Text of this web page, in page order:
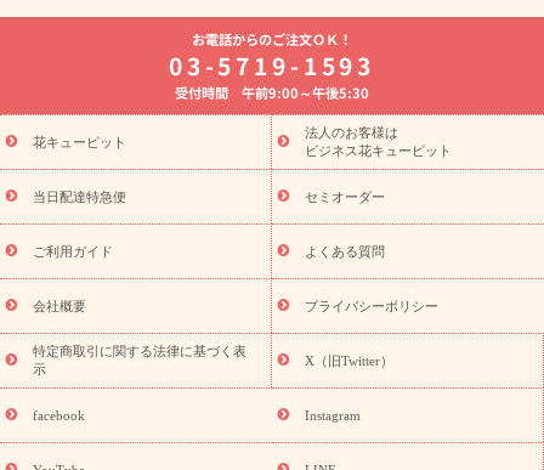
よく贈られる花
お祝いの花特集
誕生日フラワーギフト特集
8月の誕生花(トルコキキョウ)
開店・開業祝い
お供え・お悔やみ お供え・お悔やみの花
通夜・葬儀に贈る花 胡蝶蘭・花鉢
ーブドフラワー
季節のイベント
ひまわり ギフト・プレゼント
特集
お盆 花（新盆・初盆） 季節のイベント
お盆 花（新
盆・初盆）
お盆 花（新盆・初盆）
お盆・お供え 花とセットギ
フト
お盆・お供え プリザーブドフラワー
ひまわり ギフト・プ
レゼント特集
夏の花贈り・お中元・暑中見舞い 花のギフト特集
敬老の日におくる花ギフト・プレゼント特集
花ギフト・プレゼント特集
敬老の日 花のおすすめランキング
敬
老の日 花鉢植えのギフト・プレゼント特集
敬老の日 花とセットギ
フト・プレゼント特集
敬老の日の花 全てのギフト一覧
キャン
ペーン
映画『ウォーターガーディアンズ』コラボキャンペーン
「きょう誕生日なんです」キャンペーン
誕生日の花を探す
誕生日フラワーギフト 誕生日フラワーギフト特集
9月の誕生花(リンドウ)
お電話からのご注文ＯＫ！
03-5719-1593
受付時間 午前9:00～午後5:30
花キューピット
法人のお客様は
ビジネス花キューピット
当日配達特急便 セミオーダー
ご利用ガイド よくある質問
会社概要 プライバシーポリシー
特定商取引に関する法律に基づく表
示
X（旧Twitter）
facebook Instagram